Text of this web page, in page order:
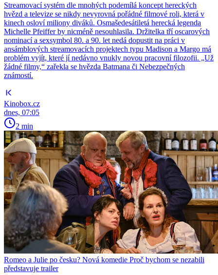
Streamovací systém dle mnohých podemílá koncept hereckých
hvězd a televize se nikdy nevyrovná pořádné filmové roli, která v
kinech osloví miliony diváků. Osmašedesátiletá herecká legenda
Michelle Pfeiffer by nicméně nesouhlasila. Držitelka tří oscarových
nominací a sexsymbol 80. a 90. let nedá dopustit na práci v
ansámblových streamovacích projektech typu Madison a Margo má
problém vyjít, které jí nedávno vnukly novou pracovní filozofii. „Už
žádné filmy,“ zařekla se hvězda Batmana či Nebezpečných
známostí.
Kinobox.cz
dnes, 07:05
2 min
Romeo a Julie po česku? Nová komedie Proč bychom se nezabili
představuje trailer